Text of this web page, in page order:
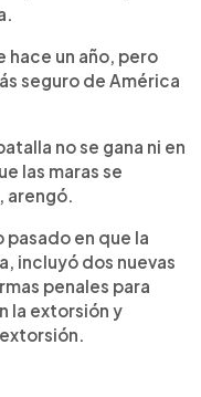
hace un año, pero
seguro de América
no se gana ni en
las maras se
arengó.
pasado en que la
incluyó dos nuevas
penales para
la extorsión y